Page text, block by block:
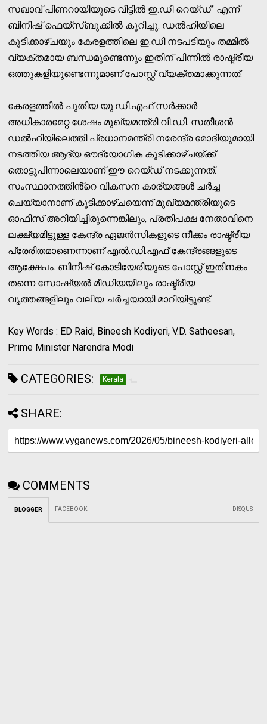
സഖാവ് പിണറായിയുടെ വീട്ടിൽ ഇ.ഡി റെയ്ഡ്" എന്ന്
ബിനീഷ് ഫെയ്സ്ബുക്കിൽ കുറിച്ചു. ഡൽഹിയിലെ
കൂടിക്കാഴ്ചയും കേരളത്തിലെ ഇ.ഡി നടപടിയും തമ്മിൽ
വ്യക്തമായ ബന്ധമുണ്ടെന്നും ഇതിന് പിന്നിൽ രാഷ്ട്രീയ
ഒത്തുകളിയുണ്ടെന്നുമാണ് പോസ്റ്റ് വ്യക്തമാക്കുന്നത്.
കേരളത്തിൽ പുതിയ യു.ഡി.എഫ് സർക്കാർ
അധികാരമേറ്റ ശേഷം മുഖ്യമന്ത്രി വി.ഡി. സതീശൻ
ഡൽഹിയിലെത്തി പ്രധാനമന്ത്രി നരേന്ദ്ര മോദിയുമായി
നടത്തിയ ആദ്യ ഔദ്യോഗിക കൂടിക്കാഴ്ചയ്ക്ക്
തൊട്ടുപിന്നാലെയാണ് ഈ റെയ്ഡ് നടക്കുന്നത്.
സംസ്ഥാനത്തിൻ്റെ വികസന കാര്യങ്ങൾ ചർച്ച
ചെയ്യാനാണ് കൂടിക്കാഴ്ചയെന്ന് മുഖ്യമന്ത്രിയുടെ
ഓഫീസ് അറിയിച്ചിരുന്നെങ്കിലും, പ്രതിപക്ഷ നേതാവിനെ
ലക്ഷ്യമിട്ടുള്ള കേന്ദ്ര ഏജൻസികളുടെ നീക്കം രാഷ്ട്രീയ
പ്രേരിതമാണെന്നാണ് എൽ.ഡി.എഫ് കേന്ദ്രങ്ങളുടെ
ആക്ഷേപം. ബിനീഷ് കോടിയേരിയുടെ പോസ്റ്റ് ഇതിനകം
തന്നെ സോഷ്യൽ മീഡിയയിലും രാഷ്ട്രീയ
വൃത്തങ്ങളിലും വലിയ ചർച്ചയായി മാറിയിട്ടുണ്ട്.
Key Words : ED Raid, Bineesh Kodiyeri, V.D. Satheesan,
Prime Minister Narendra Modi
CATEGORIES: Kerala
SHARE:
COMMENTS
BLOGGER FACEBOOK: DISQUS